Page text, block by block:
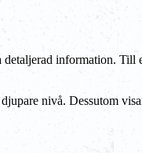
information.
nivå. Dessutom